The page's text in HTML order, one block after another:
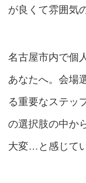
が良くて雰囲気
名古屋市内で個
あなたへ。会場
る重要なステッ
の選択肢の中か
大変…と感じて